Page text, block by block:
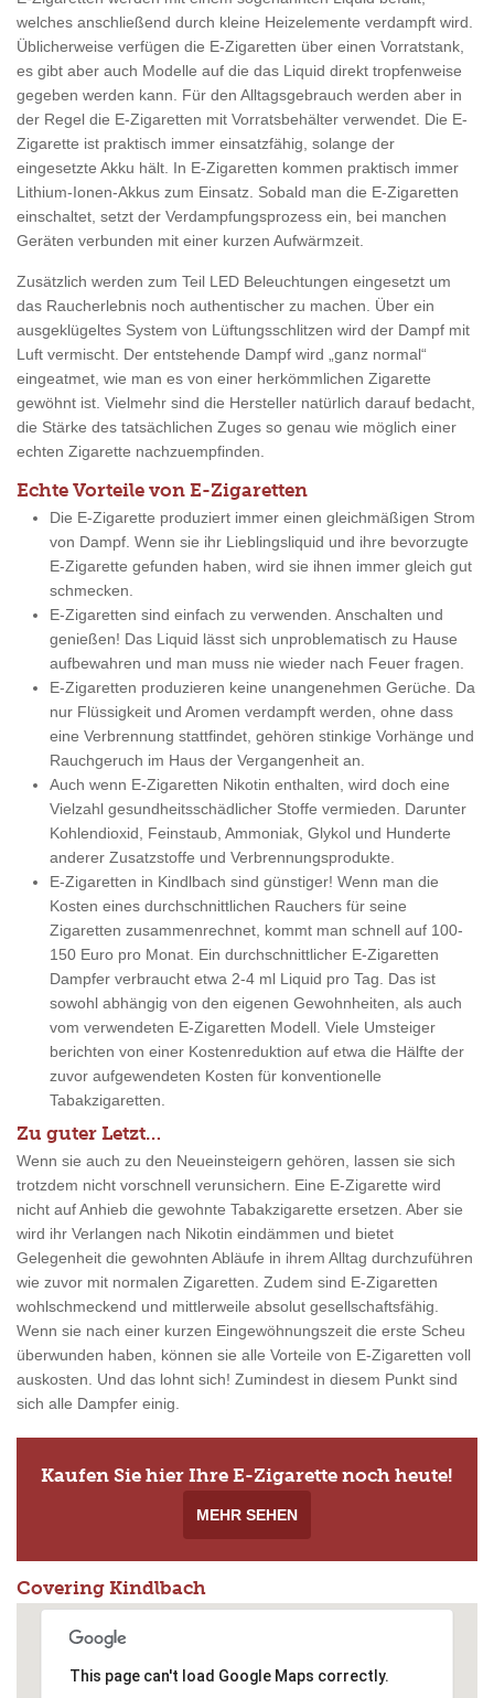
welches anschließend durch kleine Heizelemente verdampft wird.
Üblicherweise verfügen die E-Zigaretten über einen Vorratstank,
es gibt aber auch Modelle auf die das Liquid direkt tropfenweise
gegeben werden kann. Für den Alltagsgebrauch werden aber in
der Regel die E-Zigaretten mit Vorratsbehälter verwendet. Die E-
Zigarette ist praktisch immer einsatzfähig, solange der
eingesetzte Akku hält. In E-Zigaretten kommen praktisch immer
Lithium-Ionen-Akkus zum Einsatz. Sobald man die E-Zigaretten
einschaltet, setzt der Verdampfungsprozess ein, bei manchen
Geräten verbunden mit einer kurzen Aufwärmzeit.
Zusätzlich werden zum Teil LED Beleuchtungen eingesetzt um
das Raucherlebnis noch authentischer zu machen. Über ein
ausgeklügeltes System von Lüftungsschlitzen wird der Dampf mit
Luft vermischt. Der entstehende Dampf wird „ganz normal“
eingeatmet, wie man es von einer herkömmlichen Zigarette
gewöhnt ist. Vielmehr sind die Hersteller natürlich darauf bedacht,
die Stärke des tatsächlichen Zuges so genau wie möglich einer
echten Zigarette nachzuempfinden.
Echte Vorteile von E-Zigaretten
Die E-Zigarette produziert immer einen gleichmäßigen Strom
von Dampf. Wenn sie ihr Lieblingsliquid und ihre bevorzugte
E-Zigarette gefunden haben, wird sie ihnen immer gleich gut
schmecken.
E-Zigaretten sind einfach zu verwenden. Anschalten und
genießen! Das Liquid lässt sich unproblematisch zu Hause
aufbewahren und man muss nie wieder nach Feuer fragen.
E-Zigaretten produzieren keine unangenehmen Gerüche. Da
nur Flüssigkeit und Aromen verdampft werden, ohne dass
eine Verbrennung stattfindet, gehören stinkige Vorhänge und
Rauchgeruch im Haus der Vergangenheit an.
Auch wenn E-Zigaretten Nikotin enthalten, wird doch eine
Vielzahl gesundheitsschädlicher Stoffe vermieden. Darunter
Kohlendioxid, Feinstaub, Ammoniak, Glykol und Hunderte
anderer Zusatzstoffe und Verbrennungsprodukte.
E-Zigaretten in Kindlbach sind günstiger! Wenn man die
Kosten eines durchschnittlichen Rauchers für seine
Zigaretten zusammenrechnet, kommt man schnell auf 100-
150 Euro pro Monat. Ein durchschnittlicher E-Zigaretten
Dampfer verbraucht etwa 2-4 ml Liquid pro Tag. Das ist
sowohl abhängig von den eigenen Gewohnheiten, als auch
vom verwendeten E-Zigaretten Modell. Viele Umsteiger
berichten von einer Kostenreduktion auf etwa die Hälfte der
zuvor aufgewendeten Kosten für konventionelle
Tabakzigaretten.
Zu guter Letzt…
Wenn sie auch zu den Neueinsteigern gehören, lassen sie sich
trotzdem nicht vorschnell verunsichern. Eine E-Zigarette wird
nicht auf Anhieb die gewohnte Tabakzigarette ersetzen. Aber sie
wird ihr Verlangen nach Nikotin eindämmen und bietet
Gelegenheit die gewohnten Abläufe in ihrem Alltag durchzuführen
wie zuvor mit normalen Zigaretten. Zudem sind E-Zigaretten
wohlschmeckend und mittlerweile absolut gesellschaftsfähig.
Wenn sie nach einer kurzen Eingewöhnungszeit die erste Scheu
überwunden haben, können sie alle Vorteile von E-Zigaretten voll
auskosten. Und das lohnt sich! Zumindest in diesem Punkt sind
sich alle Dampfer einig.
Kaufen Sie hier Ihre E-Zigarette noch heute!
MEHR SEHEN
Covering Kindlbach
This page can't load Google Maps correctly.